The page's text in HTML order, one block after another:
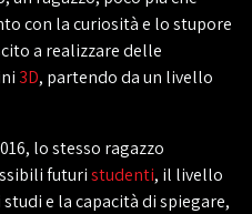
con la curiosità e lo stupore
a realizzare delle
3D, partendo da un livello
lo stesso ragazzo
futuristudenti, il livello
e la capacità di spiegare,